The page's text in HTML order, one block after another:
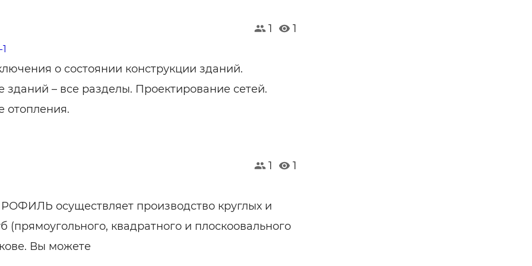
1 1
о состоянии конструкции зданий.
зданий – все разделы. Проектирование сетей.
отопления.
1 1
осуществляет производство круглых и
(прямоугольного, квадратного и плоскоовального
Вы можете